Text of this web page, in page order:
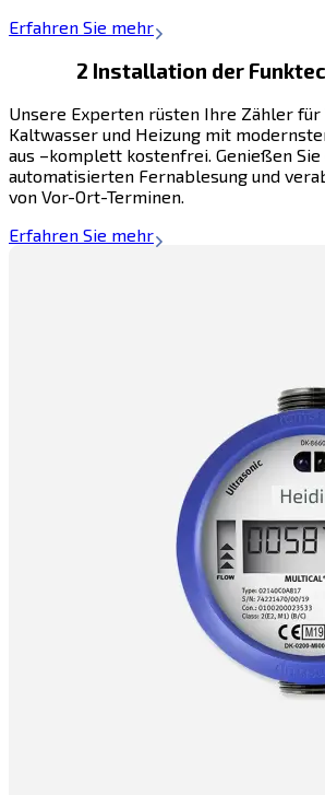
Erfahren Sie mehr
2 Installation der
Unsere Experten rüsten Ihre Zähler für
Kaltwasser und Heizung mit
aus –komplett kostenfrei. Genießen
automatisierten Fernablesung und
von Vor-Ort-Terminen.
Erfahren Sie mehr